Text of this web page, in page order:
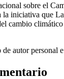
sobre el
la iniciativa que
cambio
autor personal